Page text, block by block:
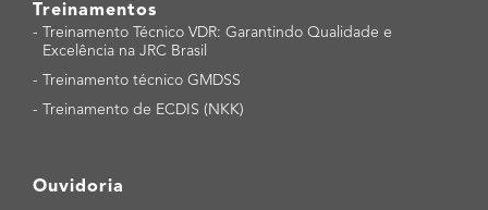
Treinamentos
- Treinamento Técnico VDR: Garantindo Qualidade e
Excelência na JRC Brasil
- Treinamento técnico GMDSS
- Treinamento de ECDIS (NKK)
Ouvidoria